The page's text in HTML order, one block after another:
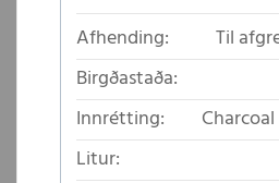
Afhending:
Til
Birgðastaða:
Innrétting:
Litur: